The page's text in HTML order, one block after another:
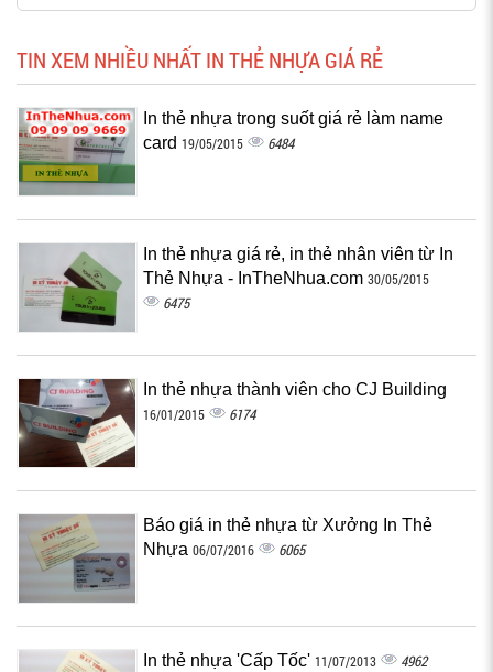
TIN XEM NHIỀU NHẤT IN THẺ NHỰA GIÁ RẺ
In thẻ nhựa trong suốt giá rẻ làm name
card 19/05/2015 6484
In thẻ nhựa giá rẻ, in thẻ nhân viên từ In
Thẻ Nhựa - InTheNhua.com 30/05/2015
6475
In thẻ nhựa thành viên cho CJ Building
16/01/2015 6174
Báo giá in thẻ nhựa từ Xưởng In Thẻ
Nhựa 06/07/2016 6065
In thẻ nhựa 'Cấp Tốc' 11/07/2013 4962